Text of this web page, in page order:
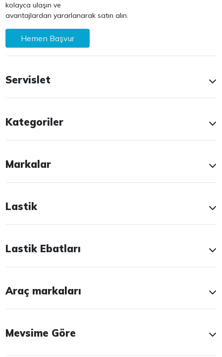
kolayca ulaşın ve
avantajlardan yararlanarak satın alın.
Hemen Başvur
Servislet
Kategoriler
Markalar
Lastik
Lastik Ebatları
Araç markaları
Mevsime Göre